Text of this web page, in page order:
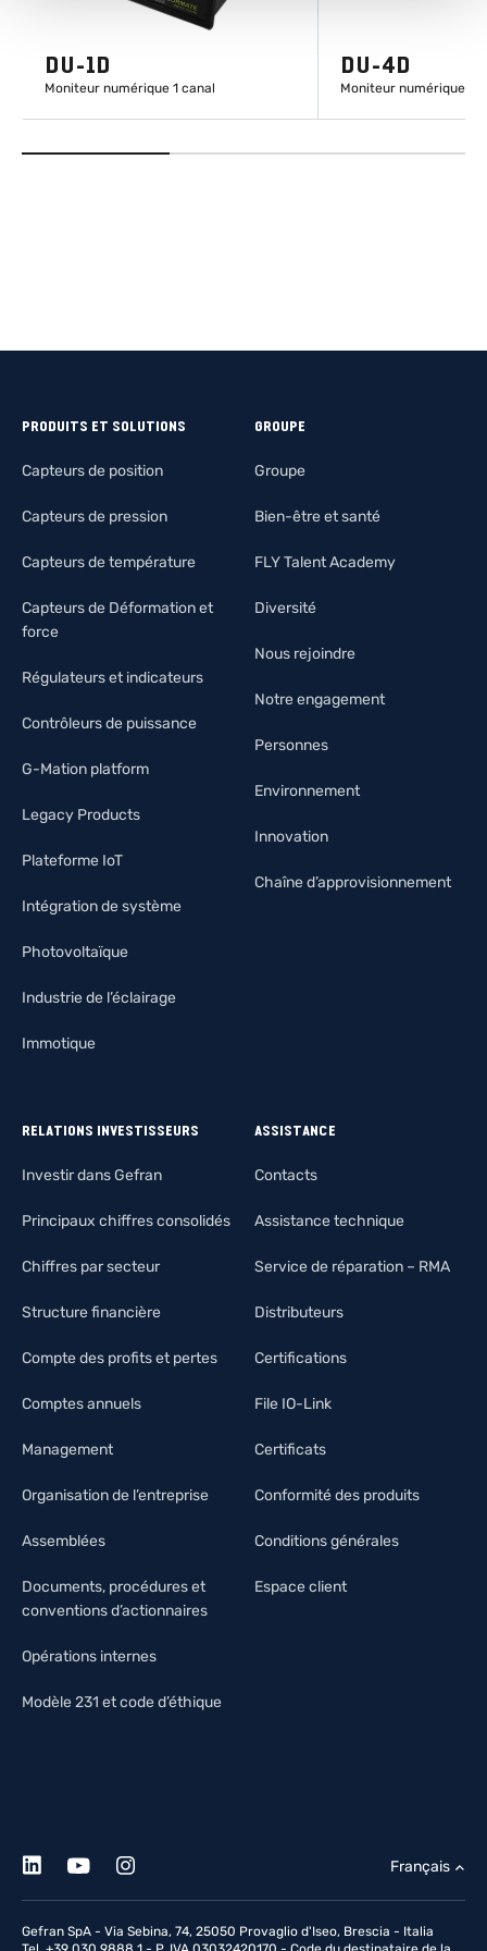
DU-1D
Moniteur numérique 1 canal
DU-4D
Moniteur numérique 4
PRODUITS ET SOLUTIONS
Capteurs de position
Capteurs de pression
Capteurs de température
Capteurs de Déformation et
force
Régulateurs et indicateurs
Contrôleurs de puissance
G-Mation platform
Legacy Products
Plateforme IoT
Intégration de système
Photovoltaïque
Industrie de l’éclairage
Immotique
GROUPE
Groupe
Bien-être et santé
FLY Talent Academy
Diversité
Nous rejoindre
Notre engagement
Personnes
Environnement
Innovation
Chaîne d’approvisionnement
RELATIONS INVESTISSEURS
Investir dans Gefran
Principaux chiffres consolidés
Chiffres par secteur
Structure financière
Compte des profits et pertes
Comptes annuels
Management
Organisation de l’entreprise
Assemblées
Documents, procédures et
conventions d’actionnaires
Opérations internes
Modèle 231 et code d’éthique
ASSISTANCE
Contacts
Assistance technique
Service de réparation – RMA
Distributeurs
Certifications
File IO-Link
Certificats
Conformité des produits
Conditions générales
Espace client
Gefran SpA - Via Sebina, 74, 25050 Provaglio d'Iseo, Brescia - Italia
Français